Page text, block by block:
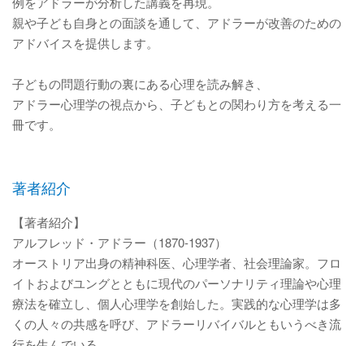
親や子ども自身との面談を通して、アドラーが改善のための
アドバイスを提供します。
子どもの問題行動の裏にある心理を読み解き、
アドラー心理学の視点から、子どもとの関わり方を考える一
冊です。
著者紹介
【著者紹介】
アルフレッド・アドラー（1870-1937）
オーストリア出身の精神科医、心理学者、社会理論家。フロ
イトおよびユングとともに現代のパーソナリティ理論や心理
療法を確立し、個人心理学を創始した。実践的な心理学は多
くの人々の共感を呼び、アドラーリバイバルともいうべき流